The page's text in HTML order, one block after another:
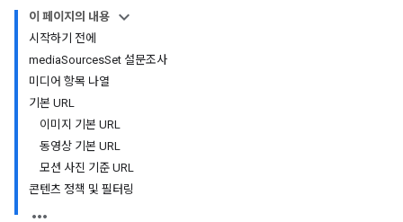
이 페이지의 내용
시작하기 전에
mediaSourcesSet 설문조사
미디어 항목 나열
기본 URL
이미지 기본 URL
동영상 기본 URL
모션 사진 기준 URL
콘텐츠 정책 및 필터링